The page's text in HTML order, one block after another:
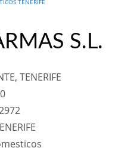
TENERIFE
S.L.
TENERIFE